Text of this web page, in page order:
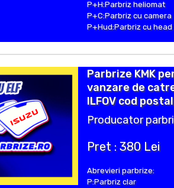
P+H:Parbriz heliomat
P+C:Parbriz cu camera
P+Hud:Parbriz cu
Parbrize KMK
vanzare de
ILFOV cod
Producator
Pret : 380 Lei
Abrevieri parbrize:
P:Parbriz clar